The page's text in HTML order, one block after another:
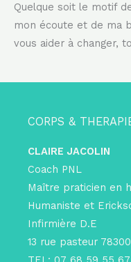
Quelque soit le motif
mon écoute et de ma
vous aider à changer,
CORPS &
CLAIRE JACOLIN
Coach PNL
Maître praticien en
Humaniste et
Infirmière D.E
13 rue pasteur